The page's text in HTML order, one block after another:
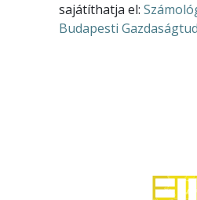
sajátíthatja el:
Budapesti